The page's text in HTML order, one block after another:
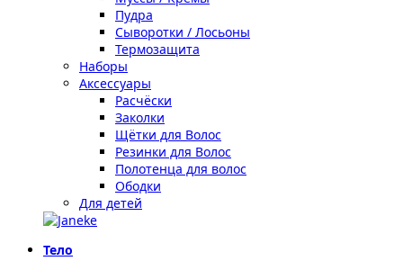
Пудра
Сыворотки / Лосьоны
Термозащита
Наборы
Аксессуары
Расчёски
Заколки
Щётки для Волос
Резинки для Волос
Полотенца для волос
Ободки
Для детей
Тело